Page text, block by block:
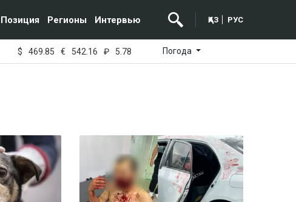
Позиция Регионы Интервью ҚАЗ РУС
$ 469.85 € 542.16 ₽ 5.78 Погода